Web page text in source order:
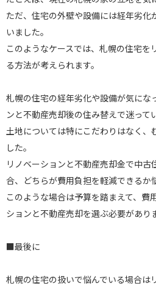
ただ、住宅の外壁や設備には経年劣化
いました。
このようなケースでは、札幌の住宅を
る方法が考えられます。
札幌の住宅の経年劣化や設備が気にな
ンと不動産売却後の住み替えで迷って
土地については特にこだわりはなく、
した。
リノベーションと不動産売却金で中
合、どちらが費用負担を軽減できるか
このような場合は予算を踏まえて、費
ションと不動産売却を選ぶ必要があり
■最後に
札幌の住宅の扱いで悩んでいる場合は